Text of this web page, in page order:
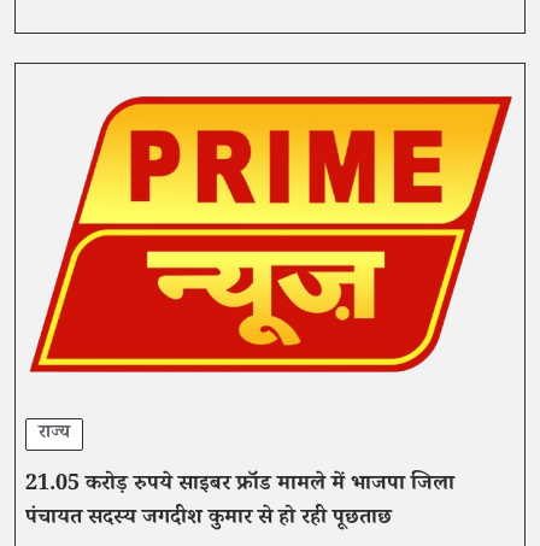
राज्य
21.05 करोड़ रुपये साइबर फ्रॉड मामले में भाजपा जिला
पंचायत सदस्य जगदीश कुमार से हो रही पूछताछ